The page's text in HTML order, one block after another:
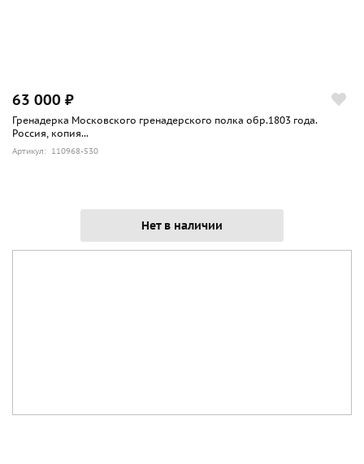
63 000 ₽
Гренадерка Московского гренадерского полка обр.1803 года.
Россия, копия...
Артикул: 110968-530
Нет в наличии